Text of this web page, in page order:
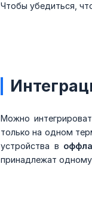
Чтобы убедиться,
Можно
только на одном
устройства в
принадлежат